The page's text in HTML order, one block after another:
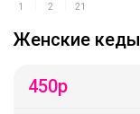
1 2 21
Женские кеды
450р